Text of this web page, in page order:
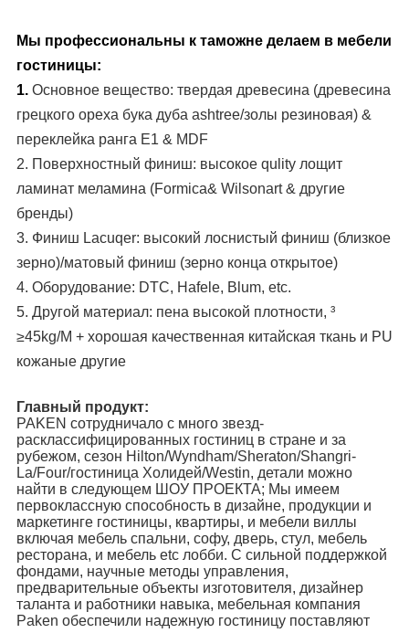
Мы профессиональны к таможне делаем в мебели
гостиницы:
1. Основное вещество: твердая древесина (древесина
грецкого ореха бука дуба ashtree/золы резиновая) &
переклейка ранга E1 & MDF
2. Поверхностный финиш: высокое qulity лощит
ламинат меламина (Formica& Wilsonart & другие
бренды)
3. Финиш Lacuqer: высокий лоснистый финиш (близкое
зерно)/матовый финиш (зерно конца открытое)
4. Оборудование: DTC, Hafele, Blum, etc.
5. Другой материал: пена высокой плотности, ³
≥45kg/M + хорошая качественная китайская ткань и PU
кожаные другие
Главный продукт:
PAKEN сотрудничало с много звезд-
расклассифицированных гостиниц в стране и за
рубежом, сезон Hilton/Wyndham/Sheraton/Shangri-
La/Four/гостиница Холидей/Westin, детали можно
найти в следующем ШОУ ПРОЕКТА; Мы имеем
первоклассную способность в дизайне, продукции и
маркетинге гостиницы, квартиры, и мебели виллы
включая мебель спальни, софу, дверь, стул, мебель
ресторана, и мебель etc лобби. С сильной поддержкой
фондами, научные методы управления,
предварительные объекты изготовителя, дизайнер
таланта и работники навыка, мебельная компания
Paken обеспечили надежную гостиницу поставляют